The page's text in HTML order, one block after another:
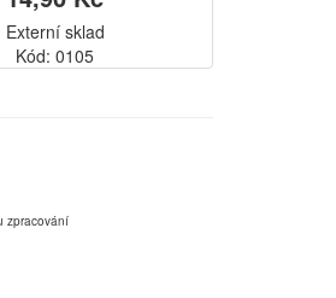
Externí sklad
Kód: 0105
zpracování